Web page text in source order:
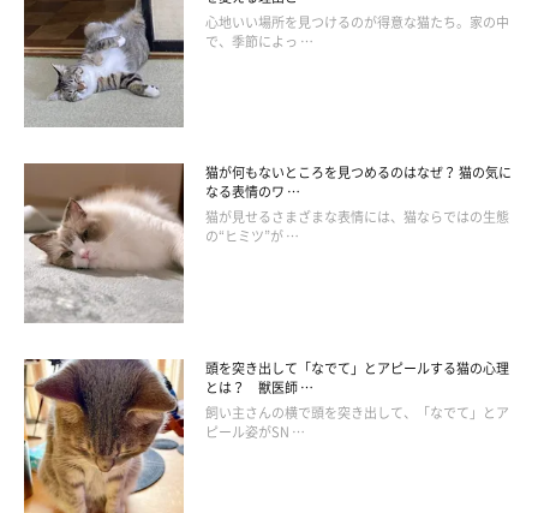
心地いい場所を見つけるのが得意な猫たち。家の中
で、季節によっ …
猫が何もないところを見つめるのはなぜ？ 猫の気に
なる表情のワ …
猫が見せるさまざまな表情には、猫ならではの生態
の“ヒミツ”が …
頭を突き出して「なでて」とアピールする猫の心理
とは？ 獣医師 …
飼い主さんの横で頭を突き出して、「なでて」とア
ピール姿がSN …